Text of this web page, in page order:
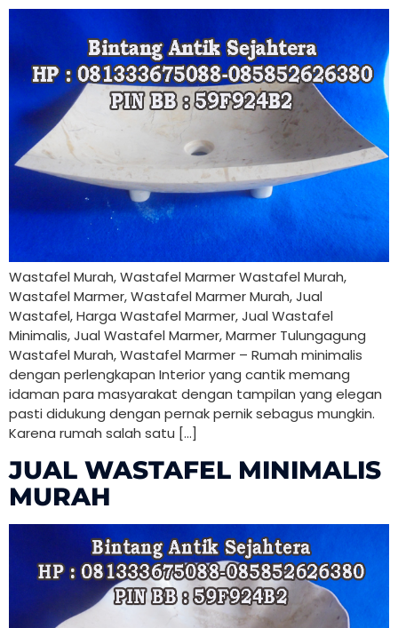
Wastafel Murah, Wastafel Marmer Wastafel Murah,
Wastafel Marmer, Wastafel Marmer Murah, Jual
Wastafel, Harga Wastafel Marmer, Jual Wastafel
Minimalis, Jual Wastafel Marmer, Marmer Tulungagung
Wastafel Murah, Wastafel Marmer – Rumah minimalis
dengan perlengkapan Interior yang cantik memang
idaman para masyarakat dengan tampilan yang elegan
pasti didukung dengan pernak pernik sebagus mungkin.
Karena rumah salah satu […]
JUAL WASTAFEL MINIMALIS
MURAH